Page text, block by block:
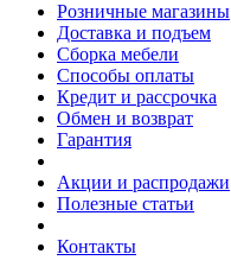
Розничные магазины
Доставка и подъем
Сборка мебели
Способы оплаты
Кредит и рассрочка
Обмен и возврат
Гарантия
Акции и распродажи
Полезные статьи
Контакты